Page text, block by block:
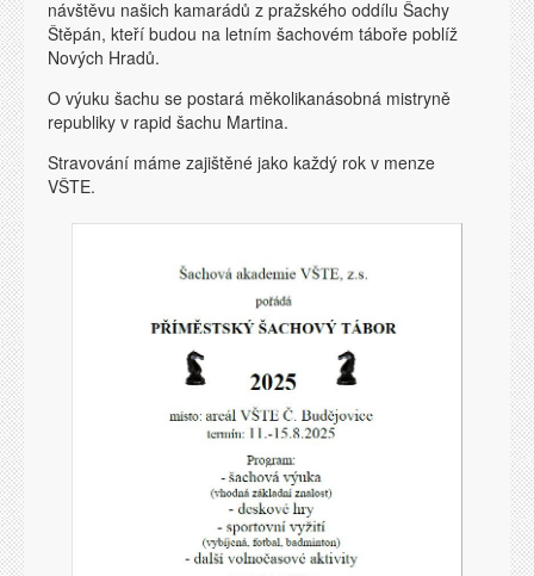
návštěvu našich kamarádů z pražského oddílu Šachy
Štěpán, kteří budou na letním šachovém táboře poblíž
Nových Hradů.
O výuku šachu se postará měkolikanásobná mistryně
republiky v rapid šachu Martina.
Stravování máme zajištěné jako každý rok v menze
VŠTE.